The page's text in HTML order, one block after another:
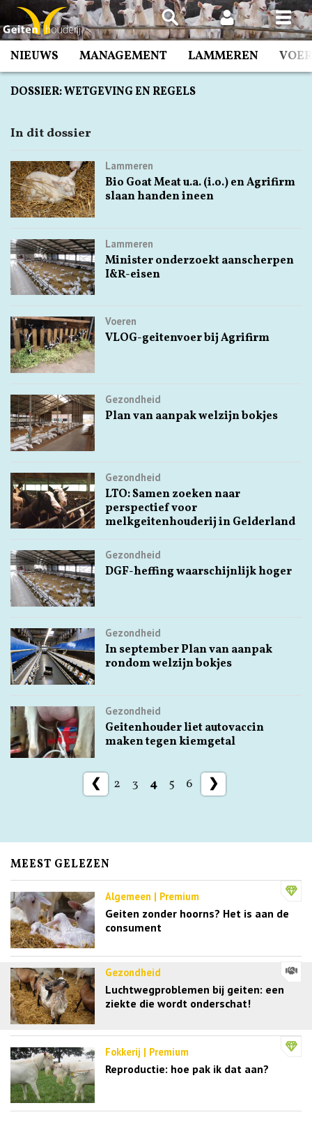
Spring
naar
inhoud
NIEUWS MANAGEMENT LAMMEREN
DOSSIER:WETGEVING EN REGELS
In dit dossier
Lammeren
Bio Goat Meat u.a. (i.o.) en Agrifirm
slaan handen ineen
Lammeren
Minister onderzoekt aanscherpen
I&R-eisen
Voeren
VLOG-geitenvoer bij Agrifirm
Gezondheid
Plan van aanpak welzijn bokjes
Gezondheid
LTO: Samen zoeken naar
perspectief voor
melkgeitenhouderij in Gelderland
Gezondheid
DGF-heffing waarschijnlijk hoger
Gezondheid
In september Plan van aanpak
rondom welzijn bokjes
Gezondheid
Geitenhouder liet autovaccin
maken tegen kiemgetal
❮ 2 3 4 5 6 ❯
MEEST GELEZEN
Algemeen | Premium
Geiten zonder hoorns? Het is aan de
consument
Gezondheid
Luchtwegproblemen bij geiten: een
ziekte die wordt onderschat!
Fokkerij | Premium
Reproductie: hoe pak ik dat aan?